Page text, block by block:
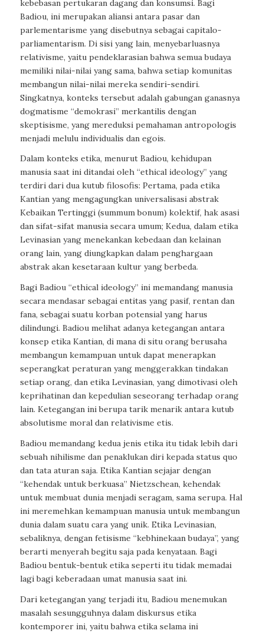
kebebasan pertukaran dagang dan konsumsi. Bagi
Badiou, ini merupakan aliansi antara pasar dan
parlementarisme yang disebutnya sebagai capitalo-
parliamentarism. Di sisi yang lain, menyebarluasnya
relativisme, yaitu pendeklarasian bahwa semua budaya
memiliki nilai-nilai yang sama, bahwa setiap komunitas
membangun nilai-nilai mereka sendiri-sendiri.
Singkatnya, konteks tersebut adalah gabungan ganasnya
dogmatisme “demokrasi” merkantilis dengan
skeptisisme, yang mereduksi pemahaman antropologis
menjadi melulu individualis dan egois.
Dalam konteks etika, menurut Badiou, kehidupan
manusia saat ini ditandai oleh “ethical ideology” yang
terdiri dari dua kutub filosofis: Pertama, pada etika
Kantian yang mengagungkan universalisasi abstrak
Kebaikan Tertinggi (summum bonum) kolektif, hak asasi
dan sifat-sifat manusia secara umum; Kedua, dalam etika
Levinasian yang menekankan kebedaan dan kelainan
orang lain, yang diungkapkan dalam penghargaan
abstrak akan kesetaraan kultur yang berbeda.
Bagi Badiou “ethical ideology” ini memandang manusia
secara mendasar sebagai entitas yang pasif, rentan dan
fana, sebagai suatu korban potensial yang harus
dilindungi. Badiou melihat adanya ketegangan antara
konsep etika Kantian, di mana di situ orang berusaha
membangun kemampuan untuk dapat menerapkan
seperangkat peraturan yang menggerakkan tindakan
setiap orang, dan etika Levinasian, yang dimotivasi oleh
keprihatinan dan kepedulian seseorang terhadap orang
lain. Ketegangan ini berupa tarik menarik antara kutub
absolutisme moral dan relativisme etis.
Badiou memandang kedua jenis etika itu tidak lebih dari
sebuah nihilisme dan penaklukan diri kepada status quo
dan tata aturan saja. Etika Kantian sejajar dengan
“kehendak untuk berkuasa” Nietzschean, kehendak
untuk membuat dunia menjadi seragam, sama serupa. Hal
ini meremehkan kemampuan manusia untuk membangun
dunia dalam suatu cara yang unik. Etika Levinasian,
sebaliknya, dengan fetisisme “kebhinekaan budaya”, yang
berarti menyerah begitu saja pada kenyataan. Bagi
Badiou bentuk-bentuk etika seperti itu tidak memadai
lagi bagi keberadaan umat manusia saat ini.
Dari ketegangan yang terjadi itu, Badiou menemukan
masalah sesungguhnya dalam diskursus etika
kontemporer ini, yaitu bahwa etika selama ini